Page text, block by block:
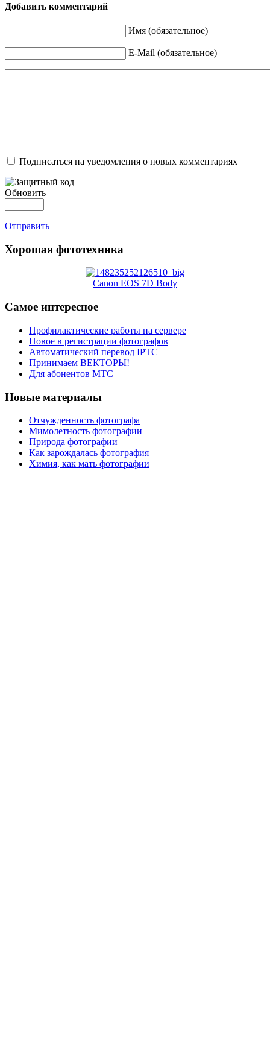
Добавить комментарий
Имя (обязательное)
E-Mail (обязательное)
Подписаться на уведомления о новых комментариях
Обновить
Отправить
Хорошая фототехника
Canon EOS 7D Body
Самое интересное
Профилактические работы на сервере
Новое в регистрации фотографов
Автоматический перевод IPTC
Принимаем ВЕКТОРЫ!
Для абонентов МТС
Новые материалы
Отчужденность фотографа
Мимолетность фотографии
Природа фотографии
Как зарождалась фотография
Химия, как мать фотографии